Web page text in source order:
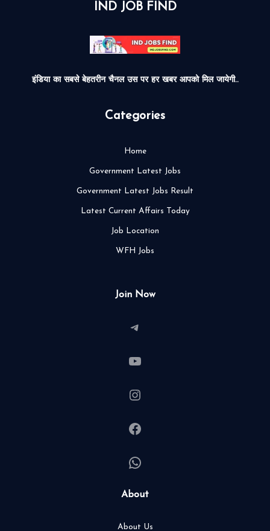
IND JOB FIND
इंडिया का सबसे बेहतरीन चैनल उस पर हर खबर आपको मिल जायेगी..
Categories
Home
Government Latest Jobs
Government Latest Jobs Result
Latest Current Affairs Today
Job Location
WFH Jobs
Join Now
Telegram
YouTube
Instagram
Facebook
WhatsApp
About
About Us